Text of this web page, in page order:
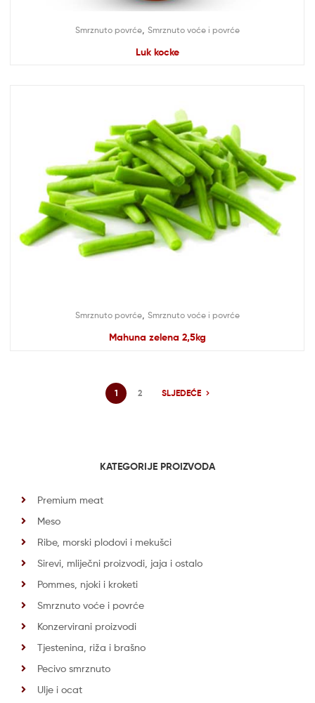
Smrznuto povrće, Smrznuto voće i povrće
Luk kocke
Smrznuto povrće, Smrznuto voće i povrće
Mahuna zelena 2,5kg
1 2 SLJEDEĆE
KATEGORIJE PROIZVODA
Premium meat
Meso
Ribe, morski plodovi i mekušci
Sirevi, mliječni proizvodi, jaja i ostalo
Pommes, njoki i kroketi
Smrznuto voće i povrće
Konzervirani proizvodi
Tjestenina, riža i brašno
Pecivo smrznuto
Ulje i ocat